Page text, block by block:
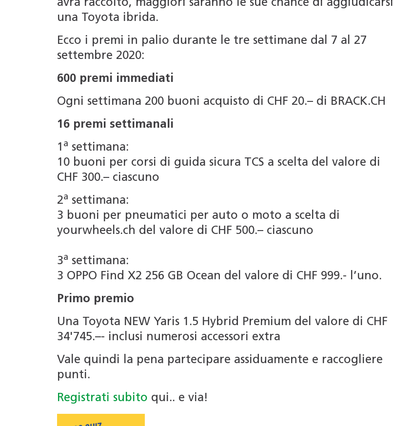
avrà raccolto, maggiori saranno le sue chance di aggiudicarsi
una Toyota ibrida.
Ecco i premi in palio durante le tre settimane dal 7 al 27
settembre 2020:
600 premi immediati
Ogni settimana 200 buoni acquisto di CHF 20.– di BRACK.CH
16 premi settimanali
1 a settimana:
10 buoni per corsi di guida sicura TCS a scelta del valore di
CHF 300.– ciascuno
2a settimana:
3 buoni per pneumatici per auto o moto a scelta di
yourwheels.ch del valore di CHF 500.– ciascuno
3a settimana:
3 OPPO Find X2 256 GB Ocean del valore di CHF 999.- l’uno.
Primo premio
Una Toyota NEW Yaris 1.5 Hybrid Premium del valore di CHF
34'745.–- inclusi numerosi accessori extra
Vale quindi la pena partecipare assiduamente e raccogliere
punti.
Registrati subito qui.. e via!